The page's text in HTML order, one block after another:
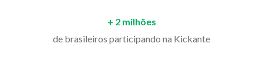
+ 2 milhões
de brasileiros participando na Kickante